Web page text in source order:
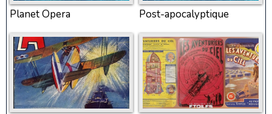
Planet Opera Post-apocalyptique